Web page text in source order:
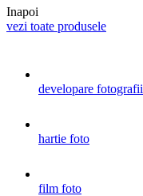
Inapoi
vezi toate produsele
developare fotografii
hartie foto
film foto